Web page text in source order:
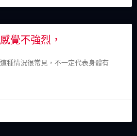
覺不強烈，
種情況很常見，不一定代表身體有